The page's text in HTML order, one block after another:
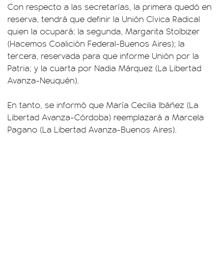
Con respecto a las secretarías, la primera quedó en
reserva, tendrá que definir la Unión Cívica Radical
quien la ocupará; la segunda, Margarita Stolbizer
(Hacemos Coalición Federal-Buenos Aires); la
tercera, reservada para que informe Unión por la
Patria; y la cuarta por Nadia Márquez (La Libertad
Avanza-Neuquén).
En tanto, se informó que María Cecilia Ibáñez (La
Libertad Avanza-Córdoba) reemplazará a Marcela
Pagano (La Libertad Avanza-Buenos Aires).